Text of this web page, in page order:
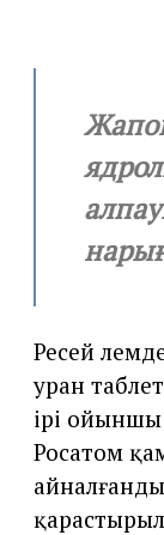
Ресей
уран
ірі
Росатом